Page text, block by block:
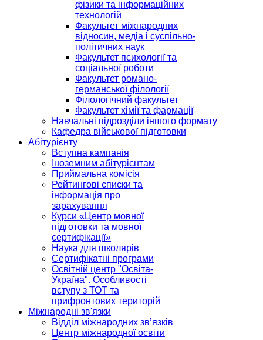
фізики та інформаційних
технологій
Факультет міжнародних
відносин, медіа і суспільно-
політичних наук
Факультет психології та
соціальної роботи
Факультет романо-
германської філології
Філологічний факультет
Факультет хімії та фармації
Навчальні підрозділи іншого формату
Кафедра військової підготовки
Абітурієнту
Вступна кампанія
Іноземним абітурієнтам
Приймальна комісія
Рейтингові списки та
інформація про
зарахування
Курси «Центр мовної
підготовки та мовної
сертифікації»
Наука для школярів
Сертифікатні програми
Освітній центр "Освіта-
Україна". Особливості
вступу з ТОТ та
прифронтових територій
Міжнародні зв'язки
Відділ міжнародних зв’язків
Центр міжнародної освіти